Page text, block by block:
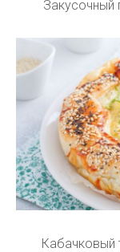
Закусочный
Кабачковый